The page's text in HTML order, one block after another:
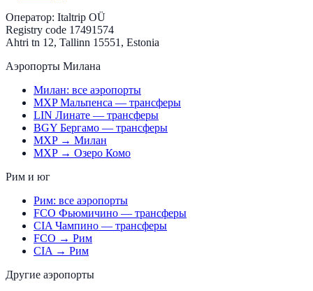
Оператор: Italtrip OÜ
Registry code 17491574
Ahtri tn 12, Tallinn 15551, Estonia
Аэропорты Милана
Милан: все аэропорты
MXP Мальпенса — трансферы
LIN Линате — трансферы
BGY Бергамо — трансферы
MXP → Милан
MXP → Озеро Комо
Рим и юг
Рим: все аэропорты
FCO Фьюмичино — трансферы
CIA Чампино — трансферы
FCO → Рим
CIA → Рим
Другие аэропорты